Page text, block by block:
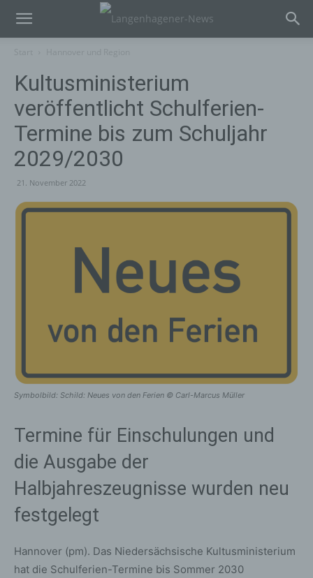
Kultusministerium
veröffentlicht Schulferien-
Termine bis zum Schuljahr
2029/2030
21. November 2022
Symbolbild: Schild: Neues von den Ferien © Carl-Marcus Müller
Termine für Einschulungen und
die Ausgabe der
Halbjahreszeugnisse wurden neu
festgelegt
Hannover (pm). Das Niedersächsische Kultusministerium
hat die Schulferien-Termine bis Sommer 2030